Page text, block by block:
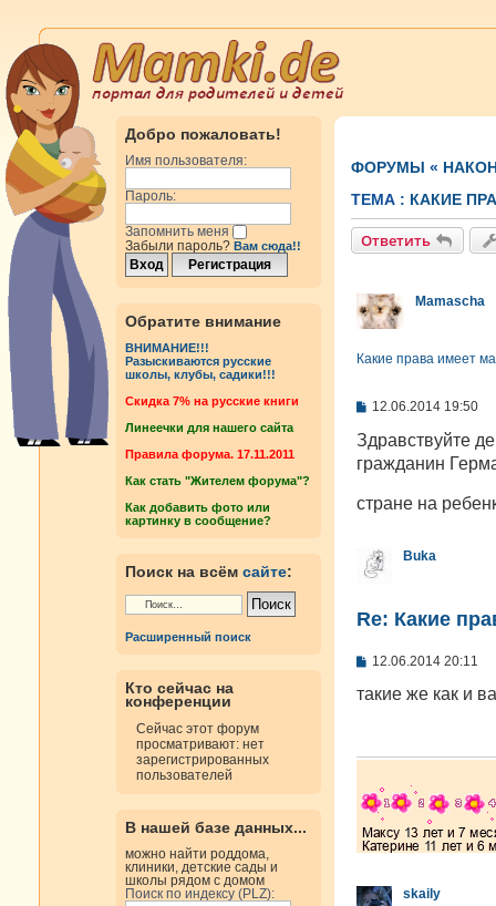
Добро пожаловать!
Имя пользователя:
Пароль:
Запомнить меня
Забыли пароль? Вам сюда!!
Обратите внимание
ВНИМАНИЕ!!!
Разыскиваются русские
школы, клубы, садики!!!
Cкидка 7% на русские книги
Линеечки для нашего сайта
Правила форума. 17.11.2011
Как стать "Жителем форума"?
Как добавить фото или
картинку в сообщение?
Поиск на всём сайте:
Расширенный поиск
Кто сейчас на
конференции
Сейчас этот форум
просматривают: нет
зарегистрированных
пользователей
В нашей базе данных...
можно найти роддома,
клиники, детские сады и
школы рядом с домом
Поиск по индексу (PLZ):
ФОРУМЫ «
ТЕМА : КАКИЕ
Ответить
Mamascha
Какие права имеет
С
о
б
щ
н
и
12.06.2014 19:50
Здравствуйте
гражданин
стране на
Buka
Re: Какие
С
о
н
12.06.2014 20:11
такие же как и
skaily